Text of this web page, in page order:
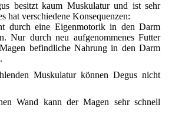
besitzt kaum Muskulatur und ist sehr
hat verschiedene Konsequenzen:
durch eine Eigenmotorik in den Darm
Nur durch neu aufgenommenes Futter
befindliche Nahrung in den Darm
Muskulatur können Degus nicht
Wand kann der Magen sehr schnell